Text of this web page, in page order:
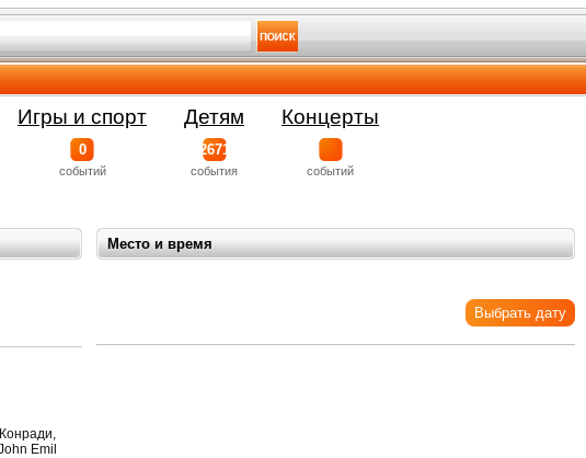
Игры и спорт
0
событий
Детям
2671
события
Концерты
событий
Место и время
Выбрать дату
Emil